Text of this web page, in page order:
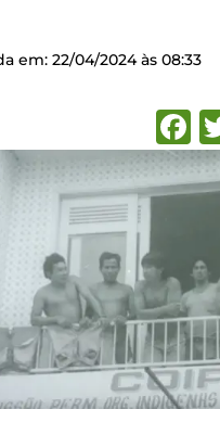
em: 22/04/2024 às 08:33